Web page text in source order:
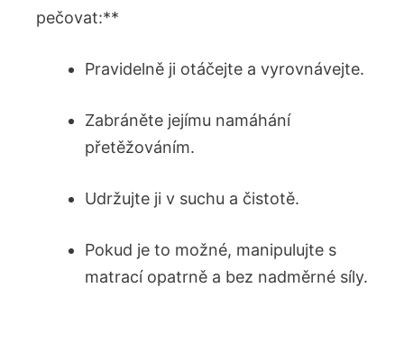
pečovat:**
Pravidelně ji otáčejte a vyrovnávejte.
Zabráněte jejímu namáhání
přetěžováním.
Udržujte ji v suchu a čistotě.
Pokud je to možné, manipulujte s
matrací opatrně a bez nadměrné síly.